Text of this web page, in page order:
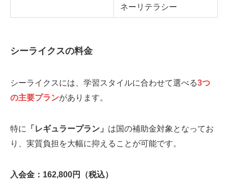
ネーリテラシー
シーライクスの料金
シーライクスには、学習スタイルに合わせて選べる3つ
の主要プランがあります。
特に 「レギュラープラン」 は国の補助金対象となってお
り、実質負担を大幅に抑えることが可能です。
入会金：162,800円（税込）